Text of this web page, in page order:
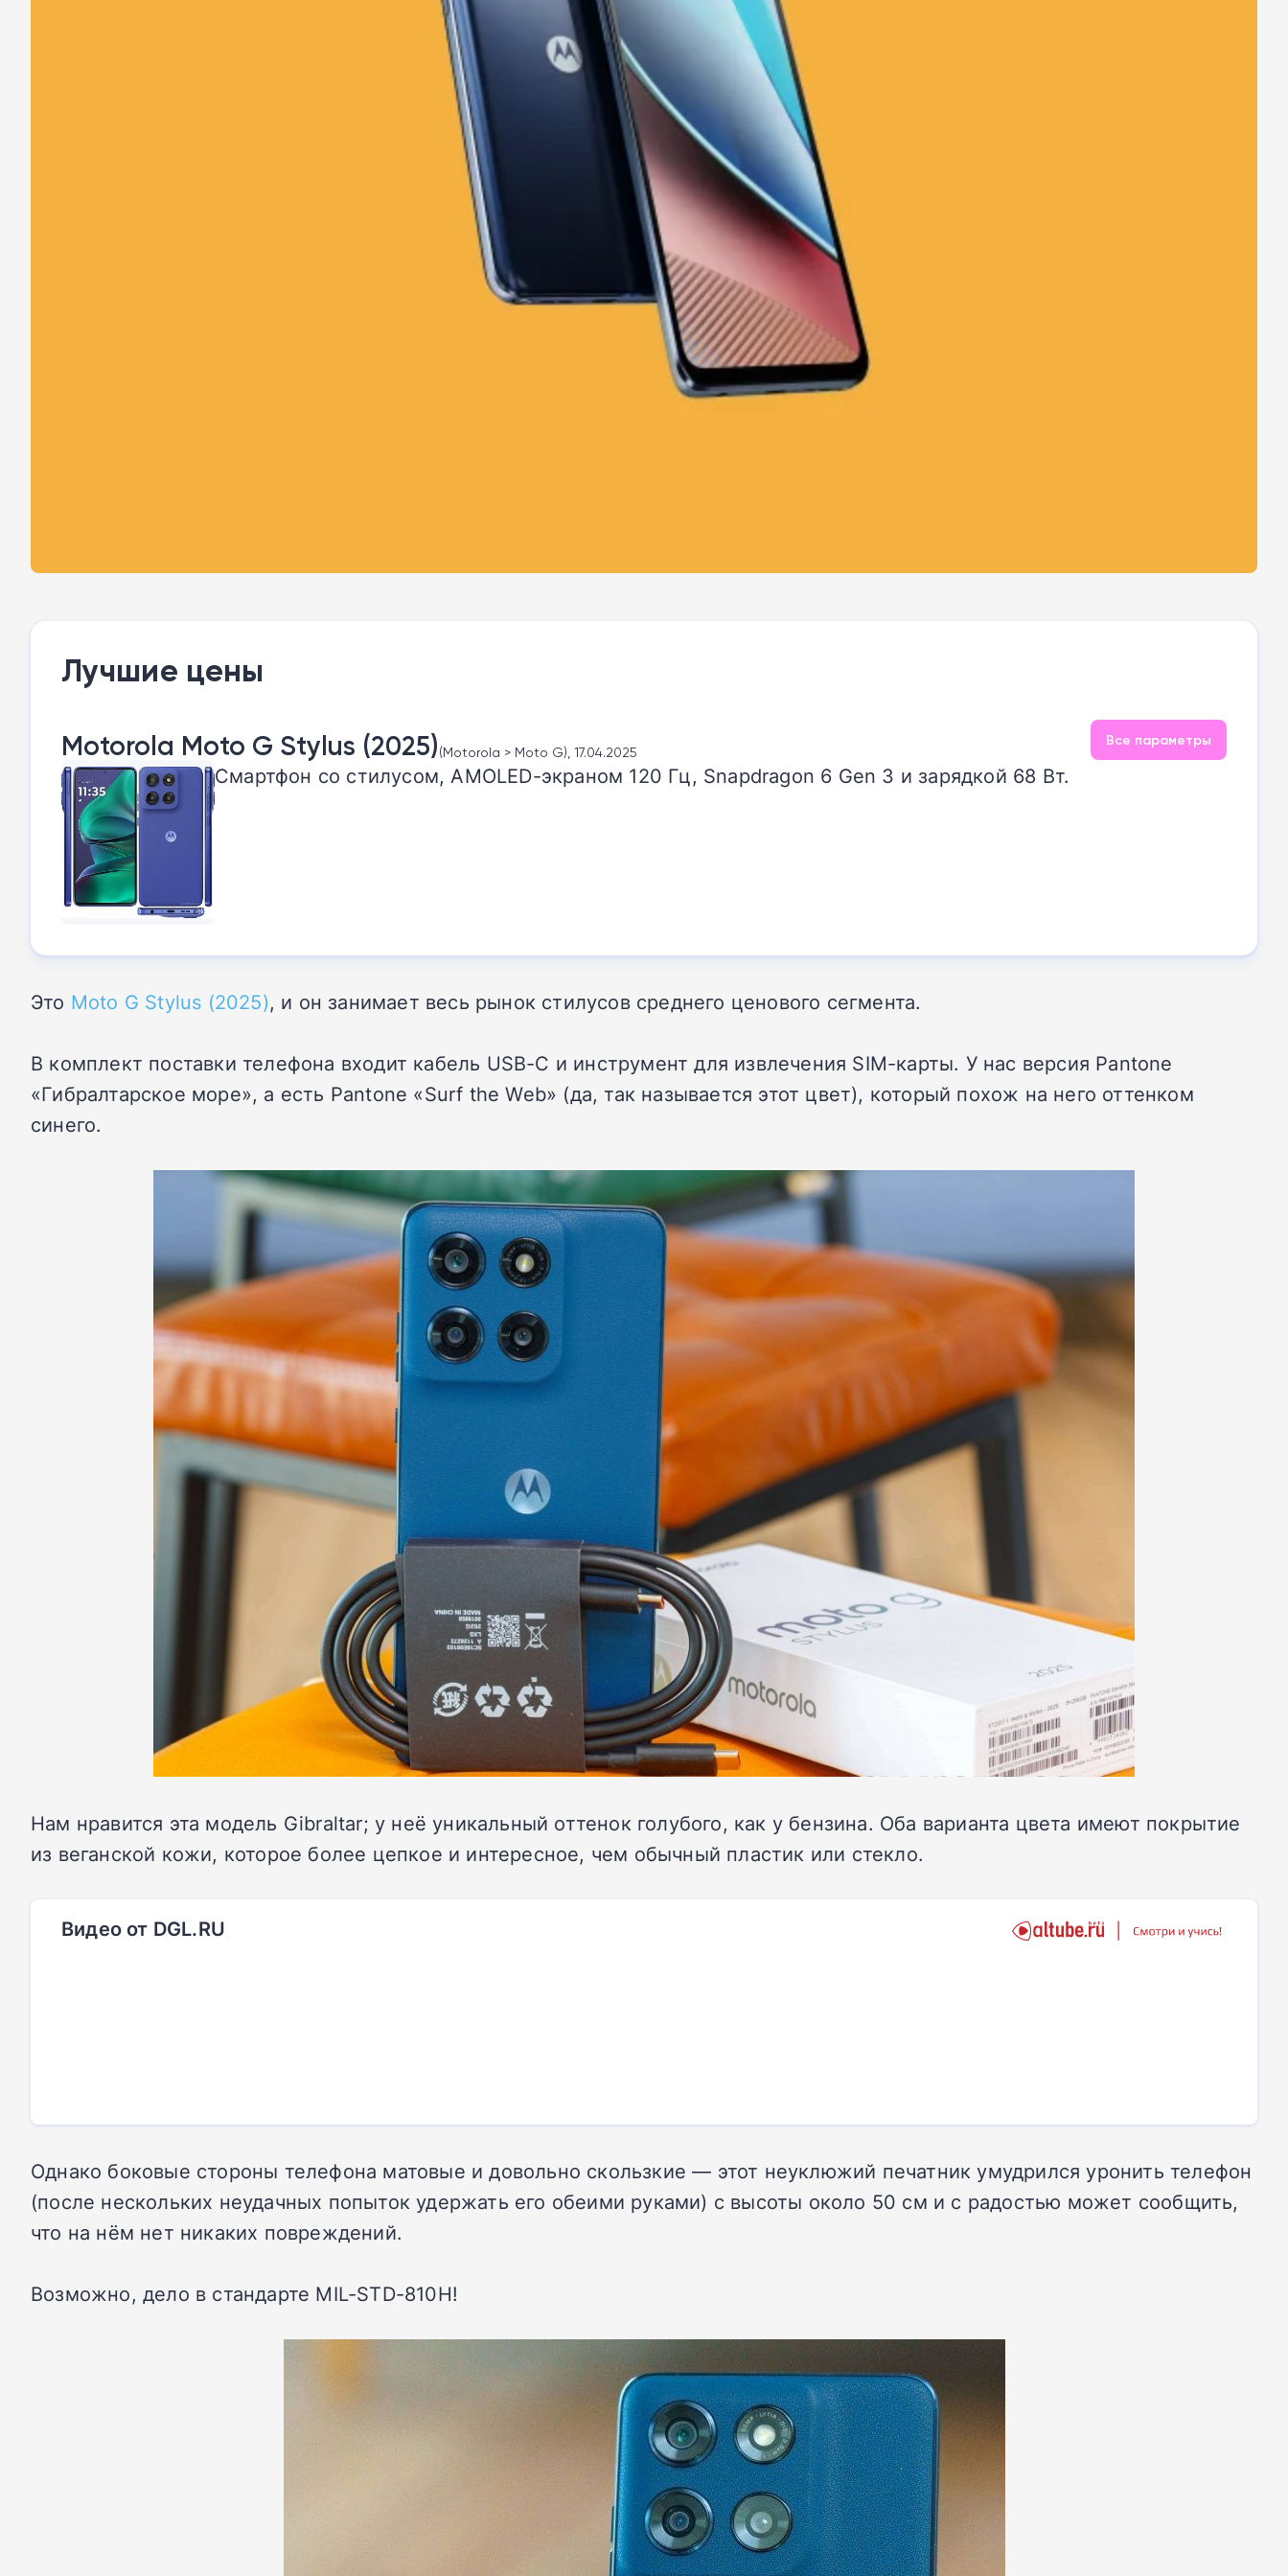
Лучшие цены
Motorola Moto G Stylus (2025)(Motorola > Moto G), 17.04.2025
Все параметры
Смартфон со стилусом, AMOLED-экраном 120 Гц, Snapdragon 6 Gen 3 и зарядкой 68 Вт.
Это Moto G Stylus (2025), и он занимает весь рынок стилусов среднего ценового сегмента.
В комплект поставки телефона входит кабель USB-C и инструмент для извлечения SIM-карты. У нас версия Pantone
«Гибралтарское море», а есть Pantone «Surf the Web» (да, так называется этот цвет), который похож на него оттенком
синего.
Нам нравится эта модель Gibraltar; у неё уникальный оттенок голубого, как у бензина. Оба варианта цвета имеют покрытие
из веганской кожи, которое более цепкое и интересное, чем обычный пластик или стекло.
Видео от DGL.RU
Однако боковые стороны телефона матовые и довольно скользкие — этот неуклюжий печатник умудрился уронить телефон
(после нескольких неудачных попыток удержать его обеими руками) с высоты около 50 см и с радостью может сообщить,
что на нём нет никаких повреждений.
Возможно, дело в стандарте MIL-STD-810H!